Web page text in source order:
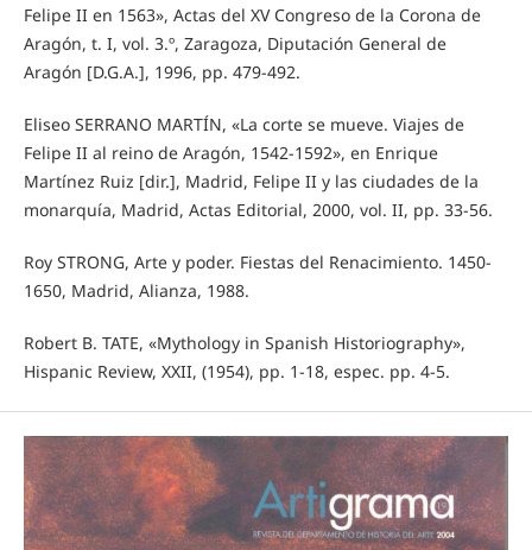
Felipe II en 1563», Actas del XV Congreso de la Corona de
Aragón, t. I, vol. 3.º, Zaragoza, Diputación General de
Aragón [D.G.A.], 1996, pp. 479-492.
Eliseo SERRANO MARTÍN, «La corte se mueve. Viajes de
Felipe II al reino de Aragón, 1542-1592», en Enrique
Martínez Ruiz [dir.], Madrid, Felipe II y las ciudades de la
monarquía, Madrid, Actas Editorial, 2000, vol. II, pp. 33-56.
Roy STRONG, Arte y poder. Fiestas del Renacimiento. 1450-
1650, Madrid, Alianza, 1988.
Robert B. TATE, «Mythology in Spanish Historiography»,
Hispanic Review, XXII, (1954), pp. 1-18, espec. pp. 4-5.